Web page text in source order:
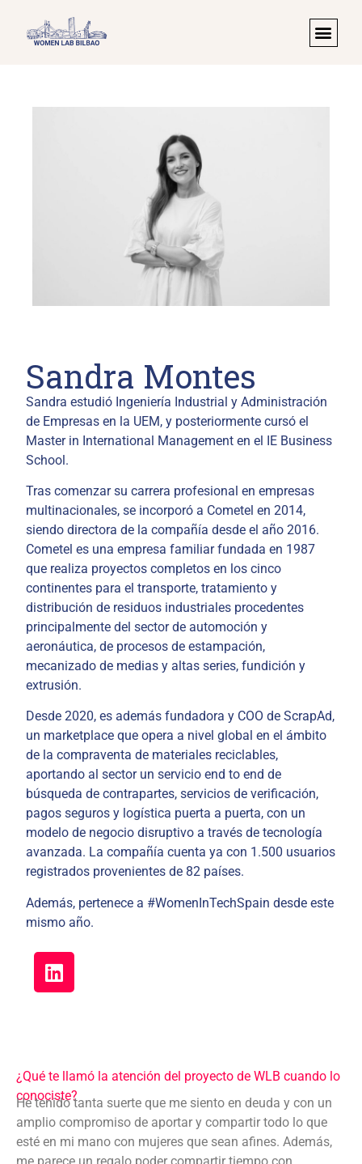
Sandra Montes
Sandra estudió Ingeniería Industrial y Administración
de Empresas en la UEM, y posteriormente cursó el
Master in International Management en el IE Business
School.
Tras comenzar su carrera profesional en empresas
multinacionales, se incorporó a Cometel en 2014,
siendo directora de la compañía desde el año 2016.
Cometel es una empresa familiar fundada en 1987
que realiza proyectos completos en los cinco
continentes para el transporte, tratamiento y
distribución de residuos industriales procedentes
principalmente del sector de automoción y
aeronáutica, de procesos de estampación,
mecanizado de medias y altas series, fundición y
extrusión.
Desde 2020, es además fundadora y COO de ScrapAd,
un marketplace que opera a nivel global en el ámbito
de la compraventa de materiales reciclables,
aportando al sector un servicio end to end de
búsqueda de contrapartes, servicios de verificación,
pagos seguros y logística puerta a puerta, con un
modelo de negocio disruptivo a través de tecnología
avanzada. La compañía cuenta ya con 1.500 usuarios
registrados provenientes de 82 países.
Además, pertenece a #WomenInTechSpain desde este
mismo año.
¿Qué te llamó la atención del proyecto de WLB cuando lo
conociste?
He tenido tanta suerte que me siento en deuda y con un
amplio compromiso de aportar y compartir todo lo que
esté en mi mano con mujeres que sean afines. Además,
me parece un regalo poder compartir tiempo con